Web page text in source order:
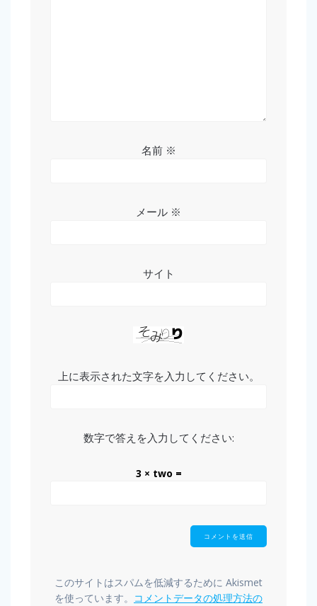
名前 ※
メール ※
サイト
上に表示された文字を入力してください。
数字で答えを入力してください:
3 × two =
このサイトはスパムを低減するために Akismet
を使っています。 コメントデータの処理方法の